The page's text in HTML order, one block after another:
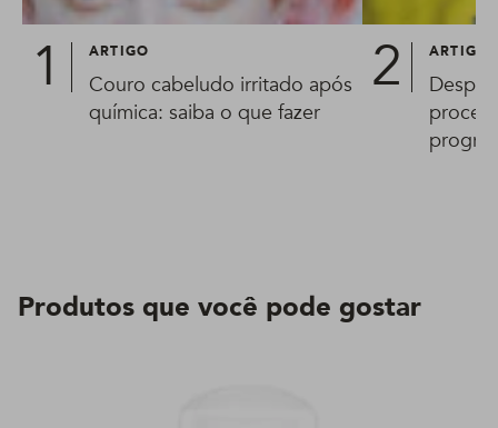
ARTIGO
Couro cabeludo irritado após
química: saiba o que fazer
ARTIGO
Produtos que você pode gostar